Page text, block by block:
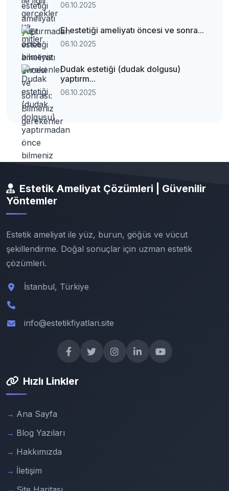
06.10.2025
El estetiği ameliyatı öncesi ve sonra...
06.10.2025
Dudak estetiği (dudak dolgusu)
yaptırm...
06.10.2025
Estetik Ameliyat Çözümleri | Güvenilir
Yöntemler
Estetik ameliyat ile yüz, burun, göğüs ve vücut
şekillendirme. Doğal sonuçlar için uzman estetik
çözümleri.
İstanbul, Türkiye
info@estetikfiyatlari.site
Hızlı Linkler
Ana Sayfa
Blog Yazıları
Hakkımızda
İletişim